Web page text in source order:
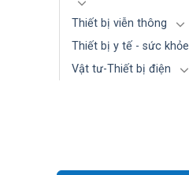
Thiết bị viễn thông
Thiết bị y tế - sức khỏe
Vật tư-Thiết bị điện